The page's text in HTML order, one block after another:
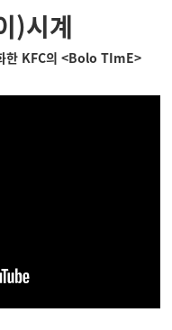
)시계
한 KFC의 <Bolo TImE>